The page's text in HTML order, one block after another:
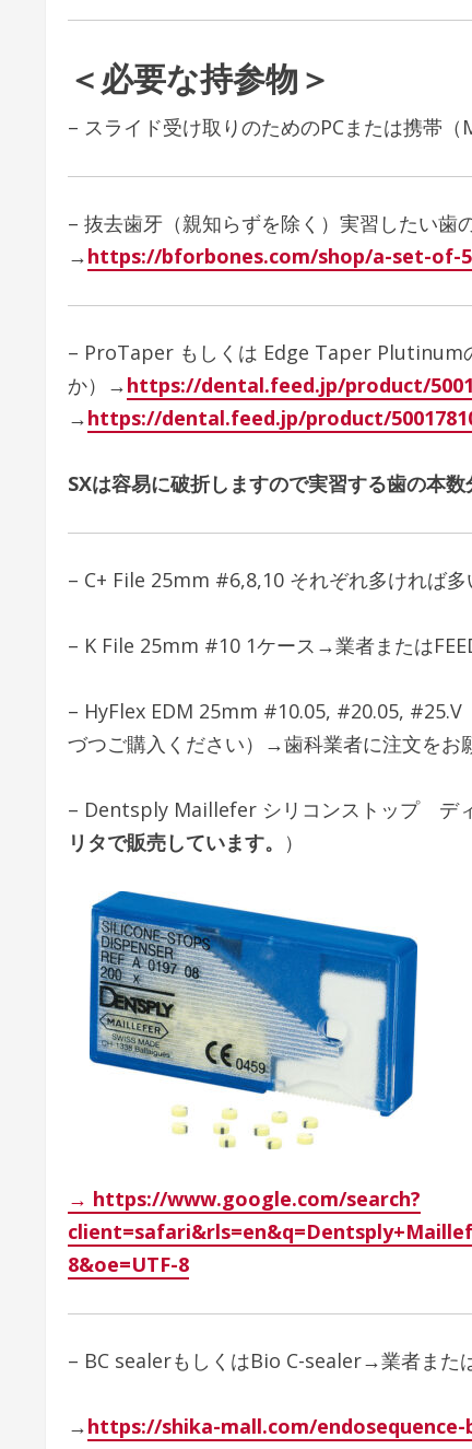
＜必要な持参物＞
– スライド受け取りのためのPCまたは携帯
– 抜去歯牙（親知らずを除く）実習したい歯
→https://bforbones.com/shop/a-set-of-
– ProTaper もしくは Edge Taper Plutinum
か）→https://dental.feed.jp/product/
→https://dental.feed.jp/product/
SXは容易に破折しますので実習する歯の本数
– C+ File 25mm #6,8,10 それぞれ多ければ
– K File 25mm #10 1ケース→業者または
– HyFlex EDM 25mm #10.05, #20.05,
づつご購入ください）→歯科業者に注文をお
– Dentsply Maillefer シリコンストップ デ
リタで販売しています。 ）
→ https://www.google.com/search?
8&oe=UTF-8
– BC sealerもしくはBio C-sealer→業者また
→https://shika-mall.com/